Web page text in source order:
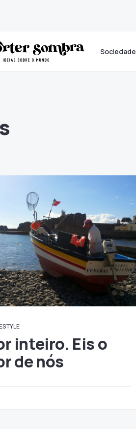
Sociedade
inteiro. Eis o
de nós